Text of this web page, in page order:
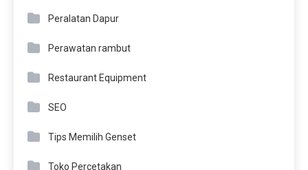
Peralatan Dapur
Perawatan rambut
Restaurant Equipment
SEO
Tips Memilih Genset
Toko Percetakan